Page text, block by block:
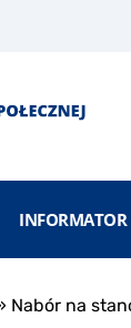
INFORMATOR
Nabór na